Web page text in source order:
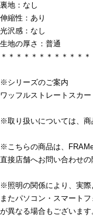
裏地：なし
伸縮性：あり
光沢感：なし
生地の厚さ：普通
＊＊＊＊＊＊＊＊＊＊＊
※シリーズのご案内
ワッフルストレートスカー
※取り扱いについては、商
※こちらの商品は、
直接店舗へお問い合わせ
※照明の関係により、実際
またパソコン・スマート
が異なる場合もございます